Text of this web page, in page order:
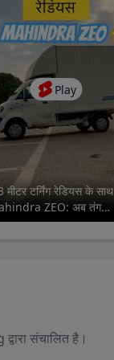
Play
मीटर टर्निंग रेडियस के साथ
ZEO: अब तंग
में आसान ड्राइविंग!
संचालित है।